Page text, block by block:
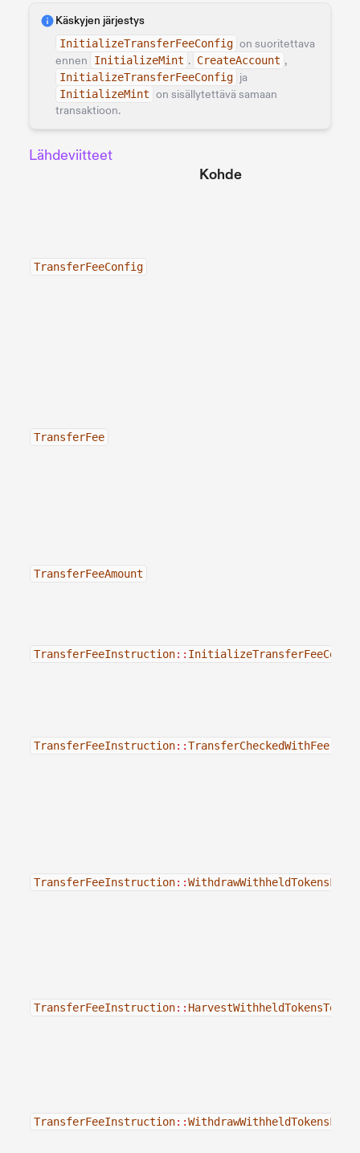
Käskyjen järjestys
InitializeTransferFeeConfig on suoritettava
ennen
InitializeMint . CreateAccount ,
InitializeTransferFeeConfig ja
InitializeMint on sisällytettävä samaan
transaktioon.
Lähdeviitteet
Kohde
TransferFeeConfig
TransferFee
TransferFeeAmount
TransferFeeInstruction::
TransferFeeInstruction::TransferCheckedWithFee
TransferFeeInstruction::
TransferFeeInstruction::
TransferFeeInstruction::